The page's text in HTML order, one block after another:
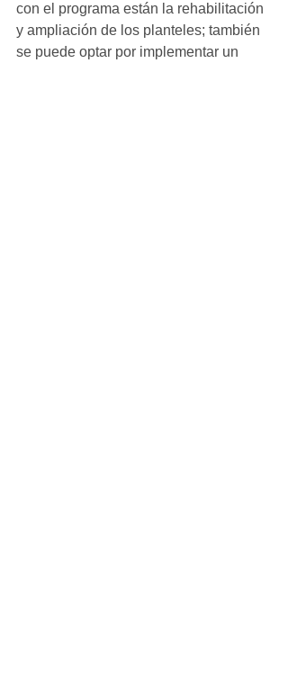
con el programa están la rehabilitación
y ampliación de los planteles; también
se puede optar por implementar un